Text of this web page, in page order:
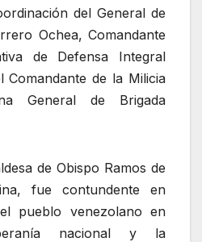
del General de
Ochea, Comandante
de Defensa Integral
Comandante de la Milicia
General de Brigada
de Obispo Ramos de
fue contundente en
pueblo venezolano en
nacional y la